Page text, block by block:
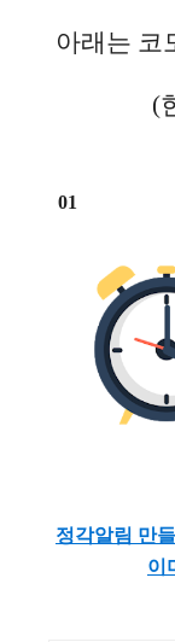
아래는 코
(
01
정각알림 만
이